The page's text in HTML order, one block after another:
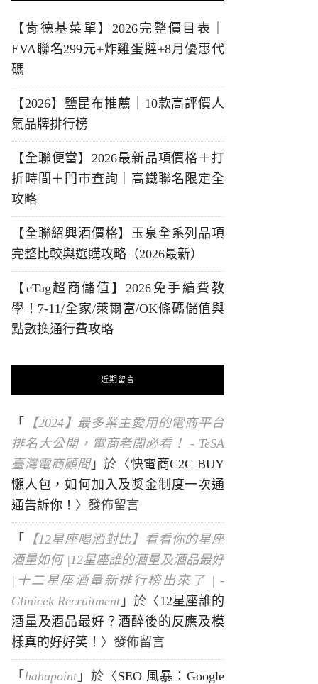
【肯德基菜單】2026完整價目表｜
EVA聯名299元+炸雞蛋撻+8月優惠代
碼
【2026】鹽昆布推薦｜10款高評價人
氣品牌排行榜
【全聯便當】2026最新品項價格＋打
折時間＋門市查詢｜高鐵聯名限定全
攻略
【全聯紹興酒價格】玉泉全系列品項
完整比較與選購攻略（2026最新）
【eTag超商儲值】2026免手續費教
學！7-11/全家/萊爾富/OK條碼儲值與
點數換通行費攻略
近期留言
「
【2024】最多業主愛用的電商平台
排名大公開，電商老闆必看！ - TeSA
臺灣電商顧問」於〈快電商C2C BUY
懶人包，如何加入及獎金制度一次通
通告訴你！ 〉發佈留言
「
【12星座喝酒對比】看看你的星座
酒量如何 |12星座誰的酒量及酒品最好
|十二星座酒量新排行榜出來了 | -
Clinicek Recruitment 」於〈 12星座誰的
酒量及酒品最好？酒醉後的反應及模
樣真的好好笑！ 〉發佈留言
「 hahapoint 」於〈 SEO 風暴：Google